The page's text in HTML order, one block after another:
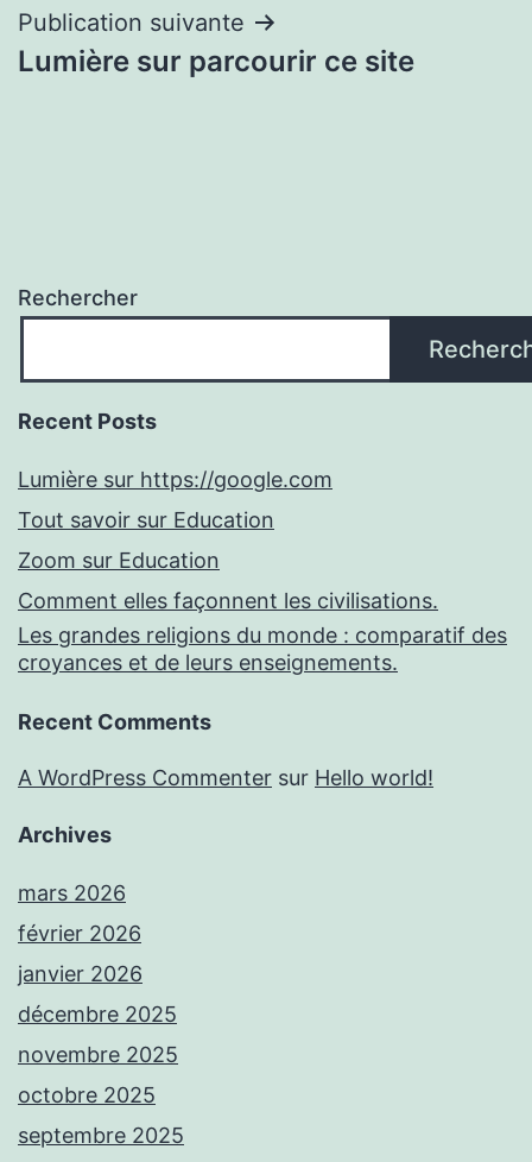
l’article
Publication suivante
Lumière sur parcourir ce site
Rechercher
Recent Posts
Lumière sur https://google.com
Tout savoir sur Education
Zoom sur Education
Comment elles façonnent les civilisations.
Les grandes religions du monde : comparatif des
croyances et de leurs enseignements.
Recent Comments
A WordPress Commenter sur Hello world!
Archives
mars 2026
février 2026
janvier 2026
décembre 2025
novembre 2025
octobre 2025
septembre 2025